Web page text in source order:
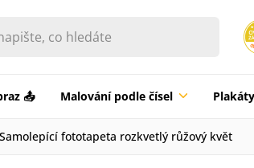
📤 Malování podle čísel Plakáty
Samolepící fototapeta rozkvetlý růžový květ